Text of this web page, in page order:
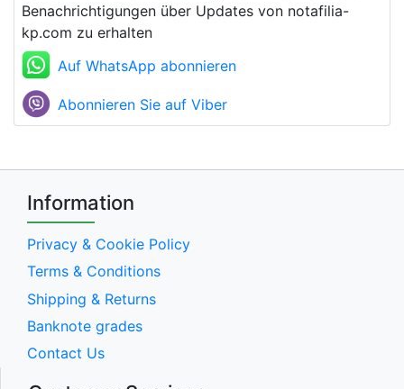
Benachrichtigungen über Updates von notafilia-
kp.com zu erhalten
Auf WhatsApp abonnieren
Abonnieren Sie auf Viber
Information
Privacy & Cookie Policy
Terms & Conditions
Shipping & Returns
Banknote grades
Contact Us